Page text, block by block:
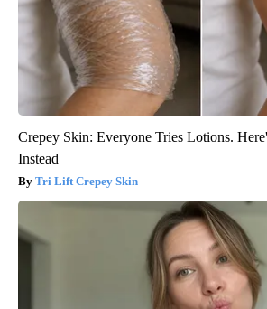
Crepey Skin: Everyone Tries Lotions.
Instead
Tri Lift Crepey Skin